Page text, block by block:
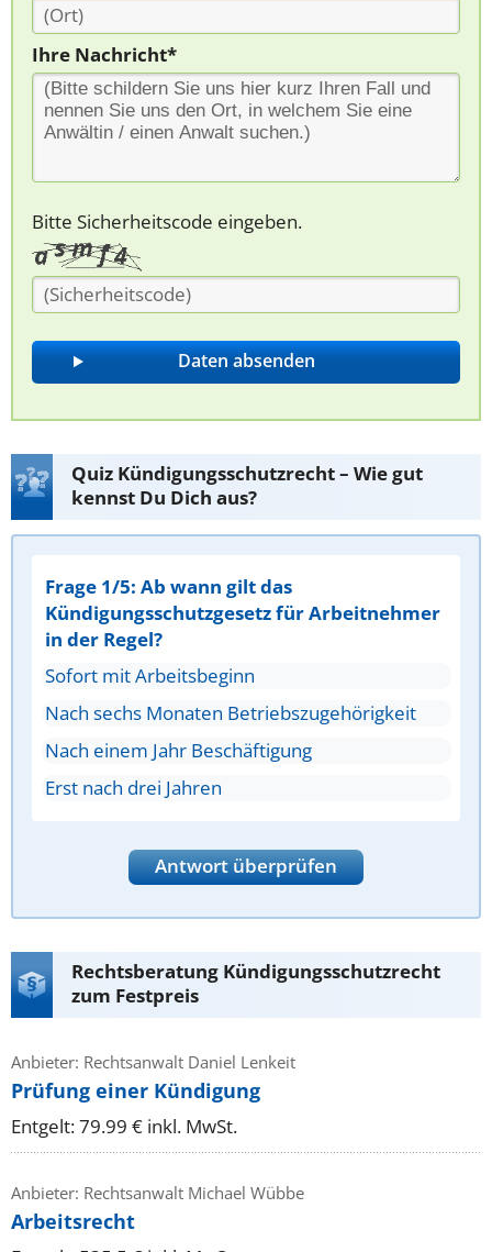
Ihre Nachricht*
Bitte Sicherheitscode eingeben.
Quiz Kündigungsschutzrecht – Wie gut
kennst Du Dich aus?
Frage 1/5: Ab wann gilt das
Kündigungsschutzgesetz für Arbeitnehmer
in der Regel?
Sofort mit Arbeitsbeginn
Nach sechs Monaten Betriebszugehörigkeit
Nach einem Jahr Beschäftigung
Erst nach drei Jahren
Antwort überprüfen
Rechtsberatung Kündigungsschutzrecht
zum Festpreis
Anbieter: Rechtsanwalt Daniel Lenkeit
Prüfung einer Kündigung
Entgelt: 79.99 € inkl. MwSt.
Anbieter: Rechtsanwalt Michael Wübbe
Arbeitsrecht